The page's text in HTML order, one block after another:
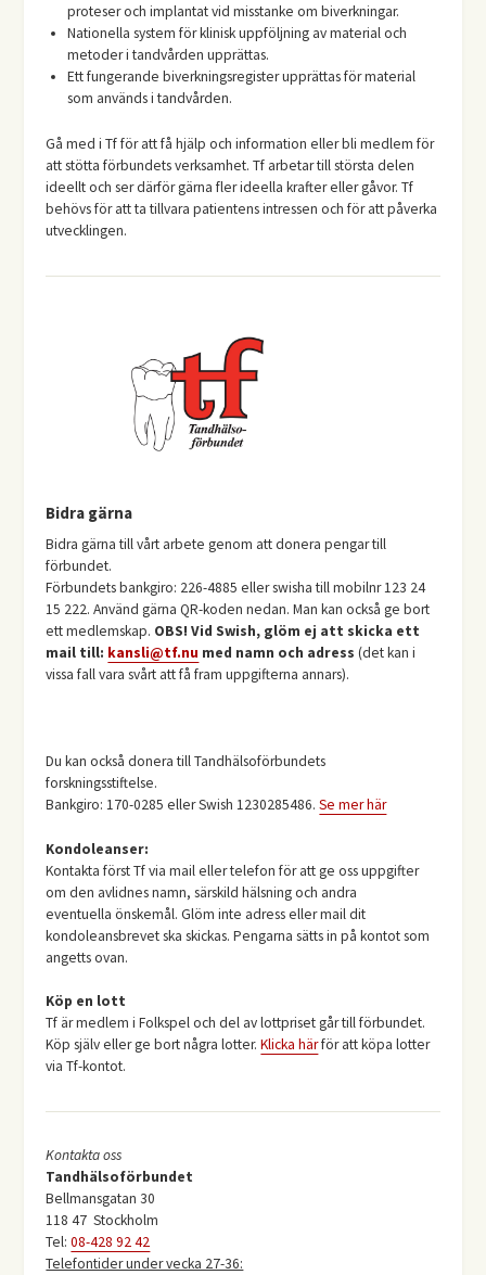
proteser och implantat vid misstanke om biverkningar.
Nationella system för klinisk uppföljning av material och
metoder i tandvården upprättas.
Ett fungerande biverkningsregister upprättas för material
som används i tandvården.
Gå med i Tf för att få hjälp och information eller bli medlem för
att stötta förbundets verksamhet. Tf arbetar till största delen
ideellt och ser därför gärna fler ideella krafter eller gåvor. Tf
behövs för att ta tillvara patientens intressen och för att påverka
utvecklingen.
Bidra gärna
Bidra gärna till vårt arbete genom att donera pengar till
förbundet.
Förbundets bankgiro: 226-4885 eller swisha till mobilnr 123 24
15 222. Använd gärna QR-koden nedan. Man kan också ge bort
ett medlemskap. OBS! Vid Swish, glöm ej att skicka ett
mail till: kansli@tf.nu med namn och adress (det kan i
vissa fall vara svårt att få fram uppgifterna annars).
Du kan också donera till Tandhälsoförbundets
forskningsstiftelse.
Bankgiro: 170-0285 eller Swish 1230285486.Se mer här
Kondoleanser:
Kontakta först Tf via mail eller telefon för att ge oss uppgifter
om den avlidnes namn, särskild hälsning och andra
eventuella önskemål. Glöm inte adress eller mail dit
kondoleansbrevet ska skickas. Pengarna sätts in på kontot som
angetts ovan.
Köp en lott
Tf är medlem i Folkspel och del av lottpriset går till förbundet.
Köp själv eller ge bort några lotter.Klicka härför att köpa lotter
via Tf-kontot.
Kontakta oss
Tandhälsoförbundet
Bellmansgatan 30
118 47 Stockholm
Tel:08-428 92 42
Telefontider under vecka 27-36: